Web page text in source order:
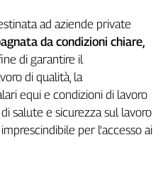
ad aziende private
da condizioni chiare,
di garantire il
di qualità, la
equi e condizioni di lavoro
salute e sicurezza sul lavoro
per l'accesso ai